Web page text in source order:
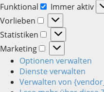
Funktional
Funktional
Immer aktiv
Vorlieben
Vorlieben
Statistiken
Statistiken
Marketing
Marketing
Optionen verwalten
Dienste verwalten
Verwalten von